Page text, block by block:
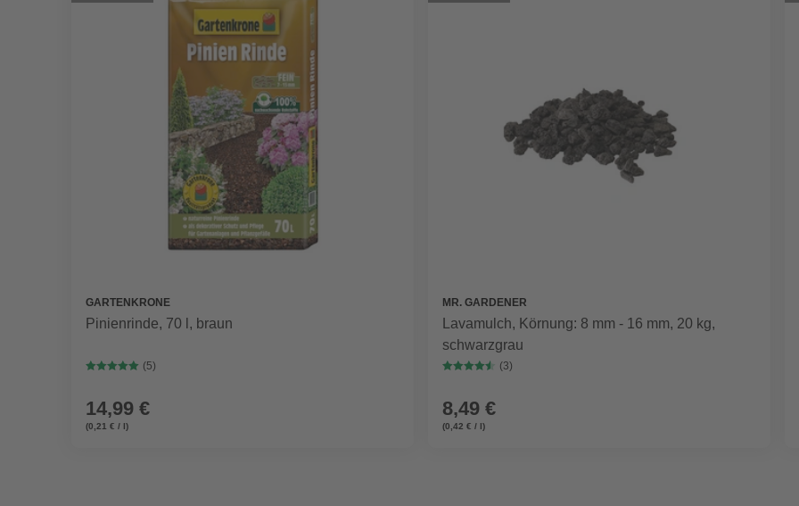
GARTENKRONE
Pinienrinde, 70 l, braun
(5)
14,99 €
(0,21 € / l)
MR. GARDENER
Lavamulch, Körnung: 8 mm - 16 mm, 20 kg,
schwarzgrau
(3)
8,49 €
(0,42 € / l)